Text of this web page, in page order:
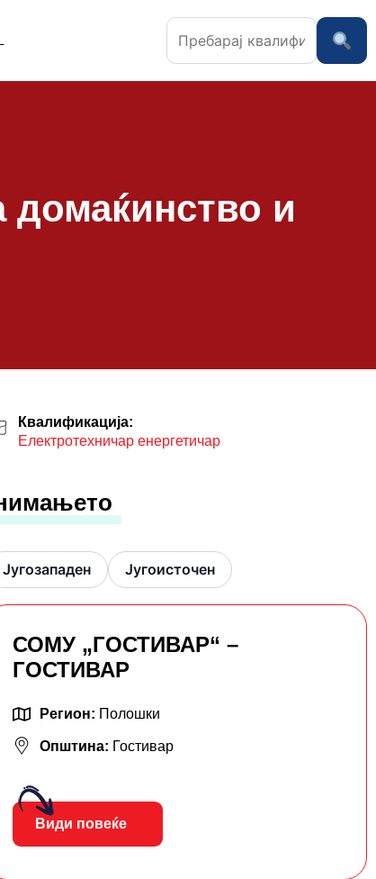
домаќинство и
Квалификација:
Електротехничар енергетичар
Југозападен Југоисточен
СОМУ „ГОСТИВАР“ –
ГОСТИВАР
Регион: Полошки
Општина: Гостивар
Види повеќе